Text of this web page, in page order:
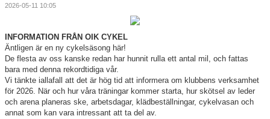
Verksamhet
Obbola Challenge
Kläder
2026-05-11 10:05
INFORMATION FRÅN OIK CYKEL
Äntligen är en ny cykelsäsong här!
De flesta av oss kanske redan har hunnit rulla ett antal mil, och fattas
bara med denna rekordtidiga vår.
Vi tänkte iallafall att det är hög tid att informera om klubbens verksamhet
för 2026. När och hur våra träningar kommer starta, hur skötsel av leder
och arena planeras ske, arbetsdagar, klädbeställningar, cykelvasan och
annat som kan vara intressant att ta del av.